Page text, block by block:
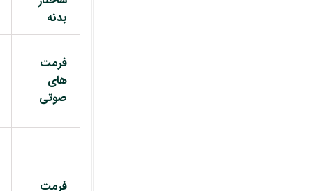
بدنه
فرمت
های
صوتی
فرمت